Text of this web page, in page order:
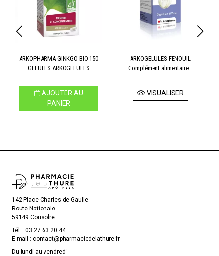
ARKOPHARMA GINKGO BIO 150
GELULES ARKOGELULES
AJOUTER AU
PANIER
ARKOGELULES FENOUIL
Complément alimentaire...
VISUALISER
142 Place Charles de Gaulle
Route Nationale
59149 Cousolre
Tél. : 03 27 63 20 44
E-mail : contact@pharmaciedelathure.fr
Du lundi au vendredi